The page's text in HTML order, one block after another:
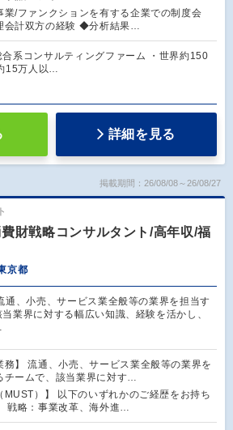
/ファンクションを有する企業での制度会
会計双方の経験 ◆分析結果…
合系コンサルティングファーム ・世界約150
15万人以…
詳細を見る
掲載期間：26/08/08～26/08/27
財戦略コンサルタント/高年収/福
京都
通、小売、サービス業全般等の業界を担当す
業界に対する幅広い知識、経験を活かし、
務】 流通、小売、サービス業全般等の業界を
チームで、該当業界に対す…
MUST）】 以下のいずれかのご経歴をお持ち
略：事業改革、海外進…